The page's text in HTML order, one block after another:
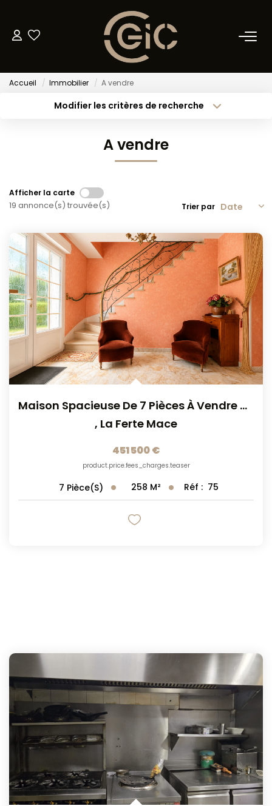
NOS BIENS
Acheter
Louer
METTRE EN LOCATION
GESTION LOCATIVE
ESTIMATION
NOS AGENCES
CONTACT
Accueil Immobilier A vendre
Modifier les critères de recherche
A vendre
Afficher la carte
19 annonce(s) trouvée(s) Trier par
Maison Spacieuse De 7 Pièces À Vendre À La Ferté Macé -...
, La Ferte Mace
451 500 €
product.price.fees_charges.teaser
7 Pièce(s) 258 M² Réf : 75